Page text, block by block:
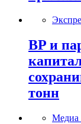
BP и
тонн
Медиа